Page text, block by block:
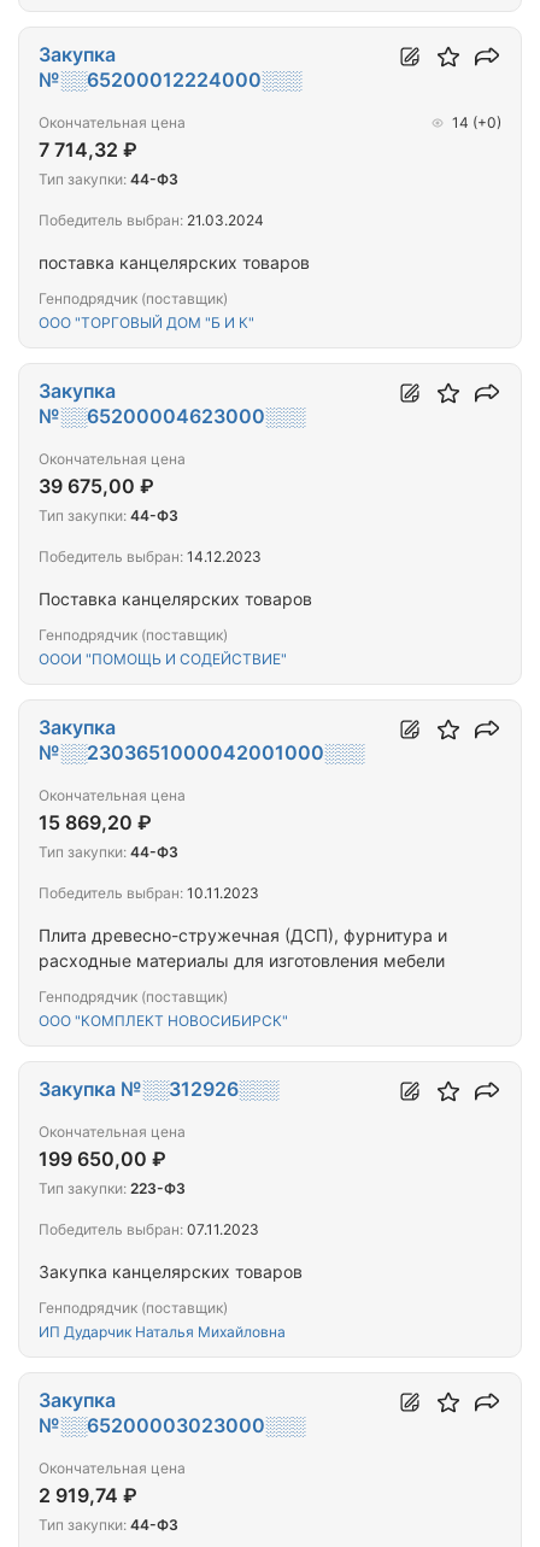
поставка канцелярских товаров
Генподрядчик (поставщик)
ООО "ТОРГОВЫЙ ДОМ "Б И К"
Закупка
№░░65200012224000░░░
Окончательная цена
7 714,32 ₽
14 (+0)
Тип закупки: 44-ФЗ
Победитель выбран: 21.03.2024
Поставка канцелярских товаров
Генподрядчик (поставщик)
ОООИ "ПОМОЩЬ И СОДЕЙСТВИЕ"
Закупка
№░░65200004623000░░░
Окончательная цена
39 675,00 ₽
Тип закупки: 44-ФЗ
Победитель выбран: 14.12.2023
Плита древесно-стружечная (ДСП), фурнитура и
расходные материалы для изготовления мебели
Генподрядчик (поставщик)
ООО "КОМПЛЕКТ НОВОСИБИРСК"
Закупка
№░░2303651000042001000░░░
Окончательная цена
15 869,20 ₽
Тип закупки: 44-ФЗ
Победитель выбран: 10.11.2023
Закупка канцелярских товаров
Генподрядчик (поставщик)
ИП Дударчик Наталья Михайловна
Закупка №░░312926░░░
Окончательная цена
199 650,00 ₽
Тип закупки: 223-ФЗ
Победитель выбран: 07.11.2023
Закупка
№░░65200003023000░░░
Окончательная цена
2 919,74 ₽
Тип закупки: 44-ФЗ